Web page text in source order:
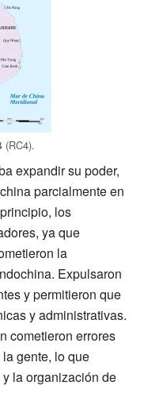
(RC4).
expandir su poder,
parcialmente en
los
ya que
la
Expulsaron
y permitieron que
y administrativas.
cometieron errores
gente, lo que
la organización de